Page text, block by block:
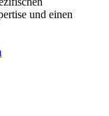
und einen